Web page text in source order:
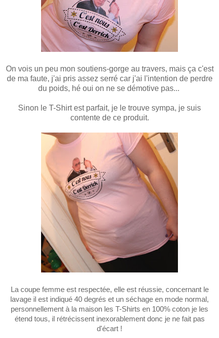
On vois un peu mon soutiens-gorge au travers, mais ça c'est
de ma faute, j'ai pris assez serré car j'ai l'intention de perdre
du poids, hé oui on ne se démotive pas...
Sinon le T-Shirt est parfait, je le trouve sympa, je suis
contente de ce produit.
La coupe femme est respectée, elle est réussie, concernant le
lavage il est indiqué 40 degrés et un séchage en mode normal,
personnellement à la maison les T-Shirts en 100% coton je les
étend tous, il rétrécissent inexorablement donc je ne fait pas
d'écart !